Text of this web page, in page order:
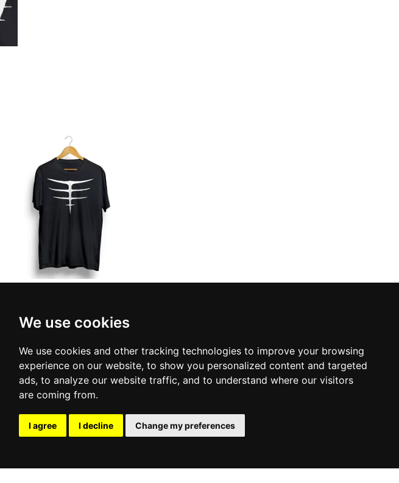
We use cookies
We use cookies and other tracking technologies to improve your browsing
experience on our website, to show you personalized content and targeted
ads, to analyze our website traffic, and to understand where our visitors
are coming from.
I agree I decline Change my preferences
25,00€
4 options